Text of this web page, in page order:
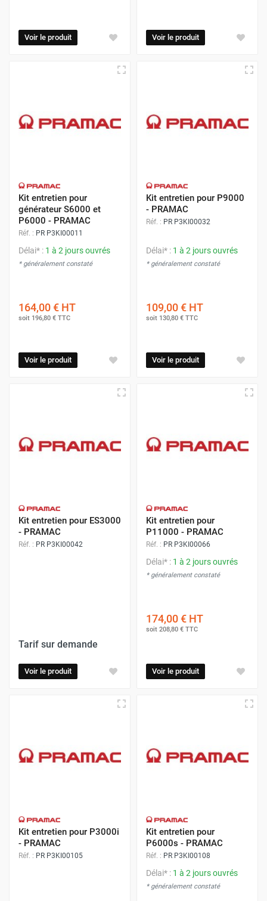
Voir le produit Voir le produit
Kit entretien pour
générateur S6000 et
P6000 - PRAMAC
Réf. : PR P3KI00011
Délai* : 1 à 2 jours ouvrés
* généralement constaté
164,00 € HT
soit 196,80 € TTC
Voir le produit
Kit entretien pour P9000
- PRAMAC
Réf. : PR P3KI00032
Délai* : 1 à 2 jours ouvrés
* généralement constaté
109,00 € HT
soit 130,80 € TTC
Voir le produit
Kit entretien pour ES3000
- PRAMAC
Réf. : PR P3KI00042
Tarif sur demande
Voir le produit
Kit entretien pour
P11000 - PRAMAC
Réf. : PR P3KI00066
Délai* : 1 à 2 jours ouvrés
* généralement constaté
174,00 € HT
soit 208,80 € TTC
Voir le produit
Kit entretien pour P3000i
- PRAMAC
Réf. : PR P3KI00105
Kit entretien pour
P6000s - PRAMAC
Réf. : PR P3KI00108
Délai* : 1 à 2 jours ouvrés
* généralement constaté